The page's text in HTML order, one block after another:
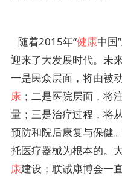
随着2015年“健康中国
迎来了大发展时代。未
一是民众层面，将由被
康 ；二是医院层面，将
量；三是治疗过程，将
预防和院后康复与保健
托医疗器械为根本的。
康建设；联诚康博会一